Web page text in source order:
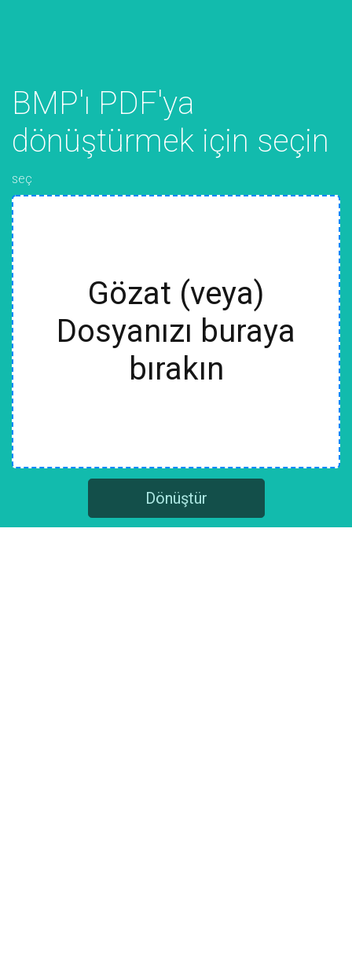
BMP'ı PDF'ya
dönüştürmek için seçin
seç
Gözat (veya)
Dosyanızı buraya
bırakın
Dönüştür